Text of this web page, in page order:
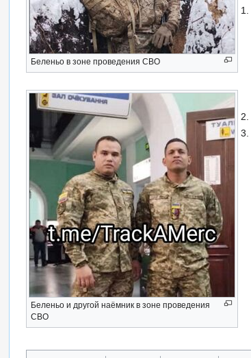
Беленьо в зоне проведения СВО
Беленьо и другой наёмник в зоне проведения
СВО